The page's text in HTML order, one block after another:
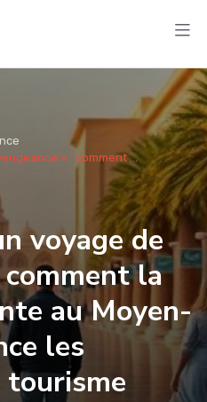
» : comment ...
voyage de
comment la
au Moyen-
les
tourisme